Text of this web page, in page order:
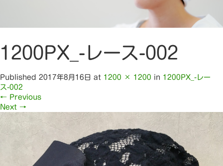
1200PX_-レース-002
Published 2017年8月16日 at 1200 × 1200 in 1200PX_-レー
ス-002
← Previous
Next →